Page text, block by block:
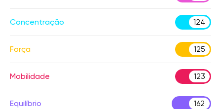
Concentração 124
Força 125
Mobilidade 123
Equilíbrio 162